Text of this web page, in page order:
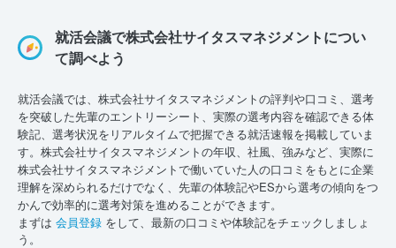
就活会議で株式会社サイタスマネジメントについ
て調べよう
就活会議では、株式会社サイタスマネジメントの評判や口コミ、選考
を突破した先輩のエントリーシート、実際の選考内容を確認できる体
験記、選考状況をリアルタイムで把握できる就活速報を掲載していま
す。株式会社サイタスマネジメントの年収、社風、強みなど、実際に
株式会社サイタスマネジメントで働いていた人の口コミをもとに企業
理解を深められるだけでなく、先輩の体験記やESから選考の傾向をつ
かんで効率的に選考対策を進めることができます。
まずは 会員登録 をして、最新の口コミや体験記をチェックしましょ
う。